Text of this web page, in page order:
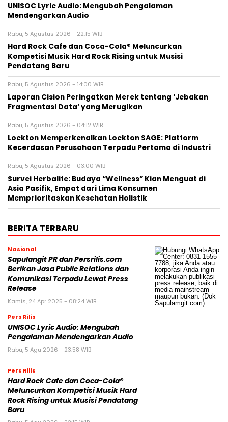
UNISOC Lyric Audio: Mengubah Pengalaman
Mendengarkan Audio
Rabu, 5 Agustus 2026 - 22:15 WIB
Hard Rock Cafe dan Coca-Cola® Meluncurkan
Kompetisi Musik Hard Rock Rising untuk Musisi
Pendatang Baru
Rabu, 5 Agustus 2026 - 14:00 WIB
Laporan Cision Peringatkan Merek tentang ‘Jebakan
Fragmentasi Data’ yang Merugikan
Rabu, 5 Agustus 2026 - 04:12 WIB
Lockton Memperkenalkan Lockton SAGE: Platform
Kecerdasan Perusahaan Terpadu Pertama di Industri
Rabu, 5 Agustus 2026 - 03:00 WIB
Survei Herbalife: Budaya “Wellness” Kian Menguat di
Asia Pasifik, Empat dari Lima Konsumen
Memprioritaskan Kesehatan Holistik
BERITA TERBARU
Nasional
Sapulangit PR dan Persrilis.com
Berikan Jasa Public Relations dan
Komunikasi Terpadu Lewat Press
Release
Kamis, 24 Apr 2025 - 08:24 WIB
Pers Rilis
UNISOC Lyric Audio: Mengubah
Pengalaman Mendengarkan Audio
Rabu, 5 Agu 2026 - 23:58 WIB
Pers Rilis
Hard Rock Cafe dan Coca-Cola®
Meluncurkan Kompetisi Musik Hard
Rock Rising untuk Musisi Pendatang
Baru